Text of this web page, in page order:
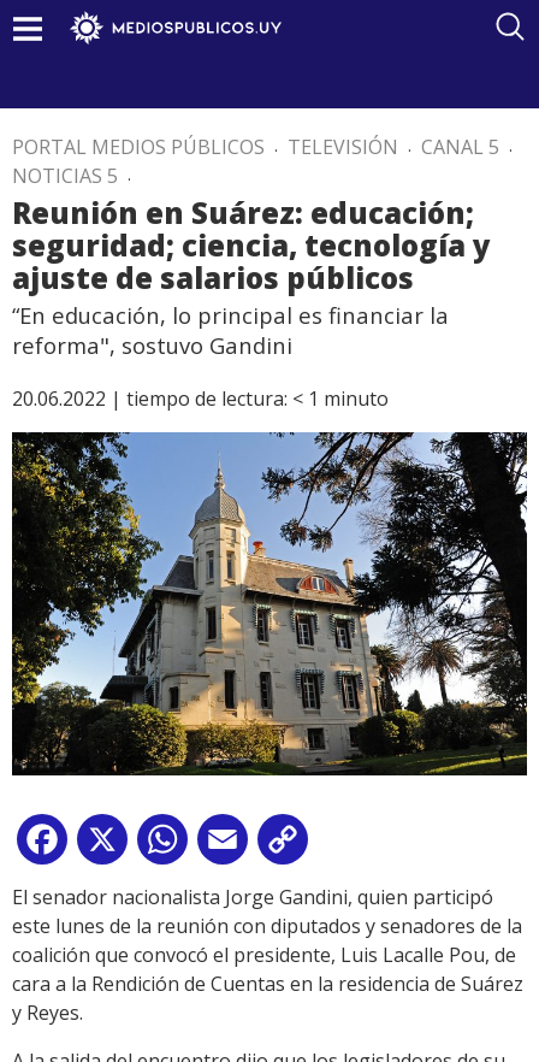
PORTAL MEDIOS PÚBLICOS . TELEVISIÓN . CANAL 5 .
NOTICIAS 5 .
Reunión en Suárez: educación;
seguridad; ciencia, tecnología y
ajuste de salarios públicos
“En educación, lo principal es financiar la
reforma", sostuvo Gandini
20.06.2022 | tiempo de lectura: < 1 minuto
Facebook
X WhatsApp
Email
Link
El senador nacionalista Jorge Gandini, quien participó
este lunes de la reunión con diputados y senadores de la
coalición que convocó el presidente, Luis Lacalle Pou, de
cara a la Rendición de Cuentas en la residencia de Suárez
y Reyes.